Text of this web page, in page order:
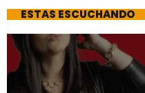
ESTAS ESCUCHANDO